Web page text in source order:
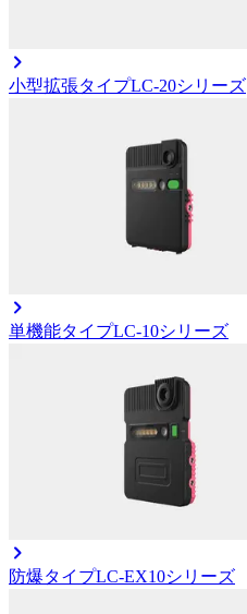
小型拡張タイプLC-20シリーズ
単機能タイプLC-10シリーズ
防爆タイプLC-EX10シリーズ